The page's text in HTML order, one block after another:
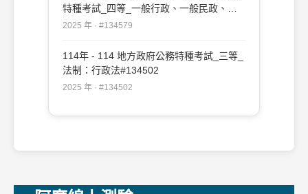
特種考試_四等_一般行政、一般民政、客
家事務行政、戶政、原住民族行政、社會行
行政、法律廉政、財經廉政：行政法概要
#134579
2025 年 · #134579
114年 - 114 地方政府公務特種考試_三等_
法制：行政法#134502
2025 年 · #134502